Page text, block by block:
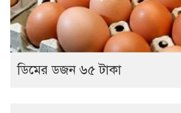
ডিমের ডজন ৬৫ টাকা